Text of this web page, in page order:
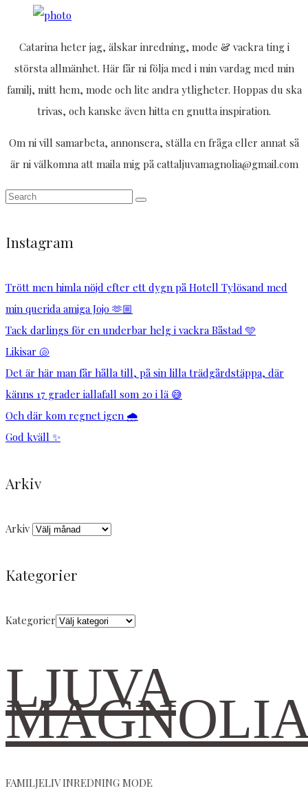
Catarina heter jag, älskar inredning, mode & vackra ting i
största allmänhet. Här får ni följa med i min vardag med min
familj, mitt hem, mode och lite andra ytligheter. Hoppas du ska
trivas, och kanske även hitta en gnutta inspiration.
Om ni vill samarbeta, annonsera, ställa en fråga eller annat så
är ni välkomna att maila mig på cattaljuvamagnolia@gmail.com
Instagram
Trött men himla nöjd efter ett dygn på Hotell Tylösand med
min querida amiga Jojo 🫶🏼
Tack darlings för en underbar helg i vackra Båstad 🩵
Likisar 🐚
Det är här man får hålla till, på sin lilla trädgårdstäppa, där
känns 17 grader iallafall som 20 i lä 😅
Och där kom regnet igen 🌧️
God kväll ✨
Arkiv
Arkiv
Kategorier
Kategorier
LJUVA
FAMILJELIV INREDNING MODE